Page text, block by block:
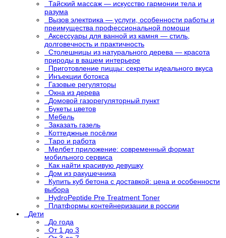
Тайский массаж — искусство гармонии тела и
разума
Вызов электрика — услуги, особенности работы и
преимущества профессиональной помощи
Аксессуары для ванной из камня — стиль,
долговечность и практичность
Столешницы из натурального дерева — красота
природы в вашем интерьере
Приготовление пиццы: секреты идеального вкуса
Инъекции ботокса
Газовые регуляторы
Окна из дерева
Домовой газорегуляторный пункт
Букеты цветов
Мебель
Заказать газель
Коттеджные посёлки
Таро и работа
Мелбет приложение: современный формат
мобильного сервиса
Как найти красивую девушку
Дом из ракушечника
Купить куб бетона с доставкой: цена и особенности
выбора
HydroPeptide Pre Treatment Toner
Платформы контейнеризации в россии
Дети
До года
От 1 до 3